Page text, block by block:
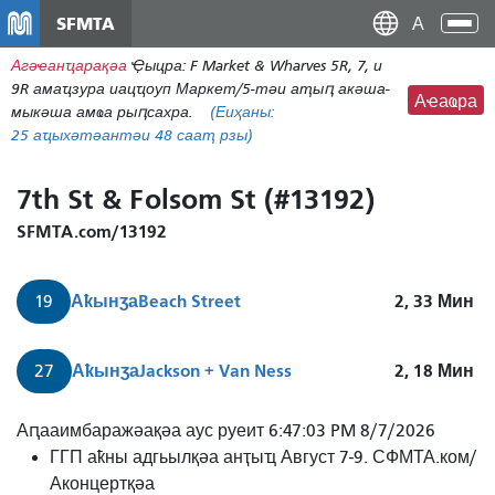
основному
содержаниу
SFMTA
Агәҽанҵарақәа Ҿыцра: F Market & Wharves 5R, 7, и
9R амаҵзура иацҵоуп Маркет/5-тәи аҭыԥ акәша-
мыкәша амҩа рыԥсахра.
(Еиҳаны:
25 аҵыхәтәантәи 48 сааҭ рзы)
Аҽаҩра
7th St & Folsom St (#13192)
SFMTA.com/13192
19 АҟынӡаBeach Street 2, 33 Мин
27 АҟынӡаJackson + Van Ness 2, 18 Мин
19
Полк
Аԥааимбаражәақәа аус руеит 6:47:03 PM 8/7/2026
ГГП аҟны адгьылқәа анҭыҵ Август 7-9. СФМТА.ком/
Аконцертқәа